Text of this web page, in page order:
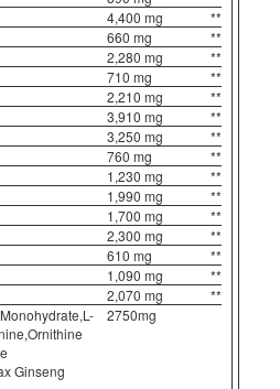
4,400 mg
**
660 mg
**
2,280 mg
**
710 mg
**
2,210 mg
**
3,910 mg
**
3,250 mg
**
760 mg
**
1,230 mg
**
1,990 mg
**
1,700 mg
**
2,300 mg
**
610 mg
**
1,090 mg
**
2,070 mg
**
Ginseng
2750mg